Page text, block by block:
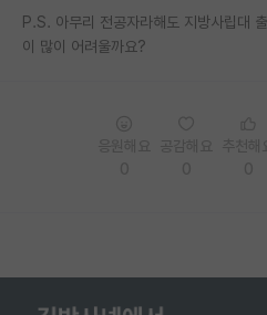
커리어
P.S. 아무리 전공자라해도 지방사립대
이 많이 어려울까요?